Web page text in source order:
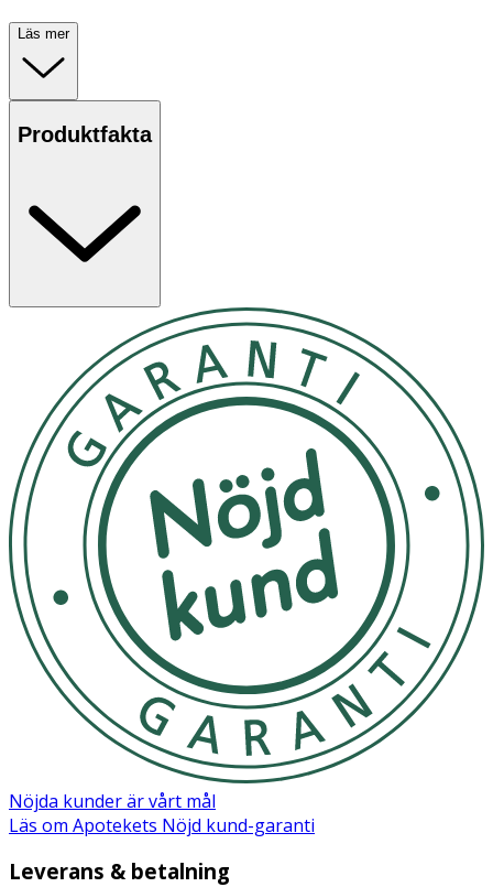
Läs mer
Produktfakta
Nöjda kunder är vårt mål
Läs om Apotekets Nöjd kund-garanti
Leverans & betalning